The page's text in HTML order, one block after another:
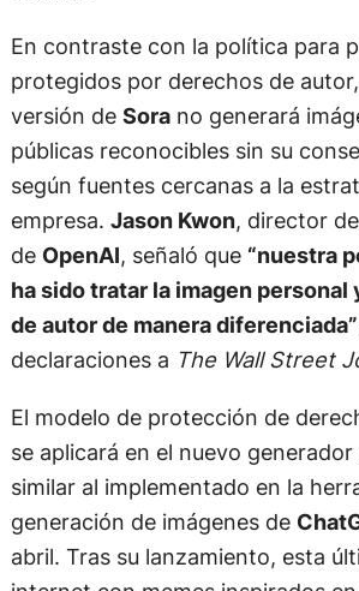
En contraste con la política para
protegidos por derechos de
versión de Sorano generará
públicas reconocibles sin su
según fuentes cercanas a la
empresa. Jason Kwon, director
de OpenAI, señaló que “nuestra
ha sido tratar la imagen personal
de autor de manera diferenciada”
declaraciones a The Wall Street
El modelo de protección de
se aplicará en el nuevo
similar al implementado en la
generación de imágenes de
abril. Tras su lanzamiento, esta